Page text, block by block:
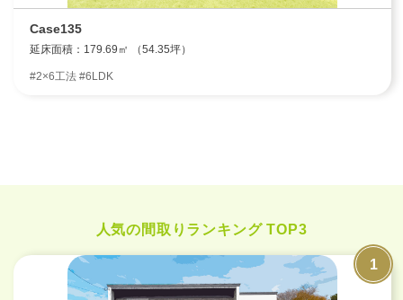
Case135
延床面積：179.69㎡ （54.35坪）
#2×6工法 #6LDK
人気の間取りランキング TOP3